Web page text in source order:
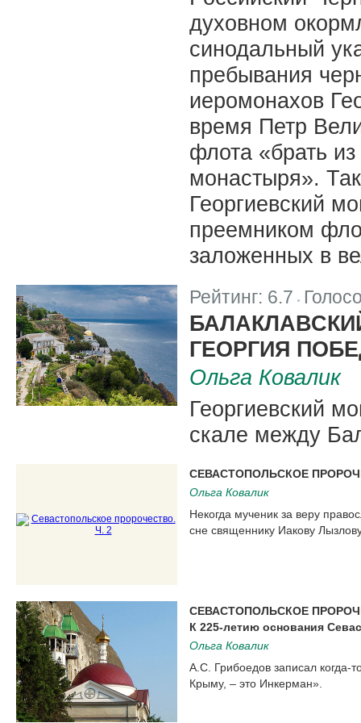
духовном
синодальный
пребывания
иеромонахов
время Петр
флота «брать
монастыря».
Георгиевский
преемником
заложенных в
Рейтинг: 6.7 |
ГЕОРГИЯ
Ольга Ковалик
Георгиевский
скале между
СЕВАСТОПОЛЬСКОЕ
Ольга Ковалик
Некогда мученик за веру
сне священнику Иакову
СЕВАСТОПОЛЬСКОЕ
К 225-летию основания
Ольга Ковалик
А.С. Грибоедов записал когда-
Крыму, – это Инкерман».